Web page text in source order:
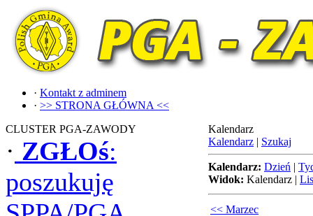
· Kontakt z adminem
· >> STRONA GŁÓWNA <<
CLUSTER PGA-ZAWODY
· ZGŁOś:
poszukuję
Kalendarz
Kalendarz | Szukaj
Kalendarz: Dzień |
Widok: Kalendarz |
<< Marzec